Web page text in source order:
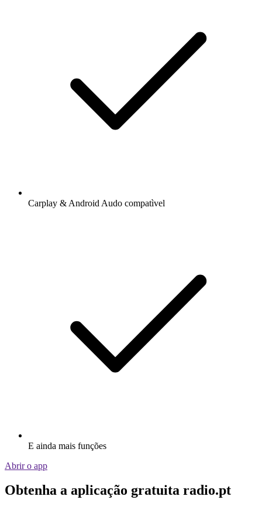
Carplay & Android Audo compatìvel
E ainda mais funções
Abrir o app
Obtenha a aplicação gratuita radio.pt